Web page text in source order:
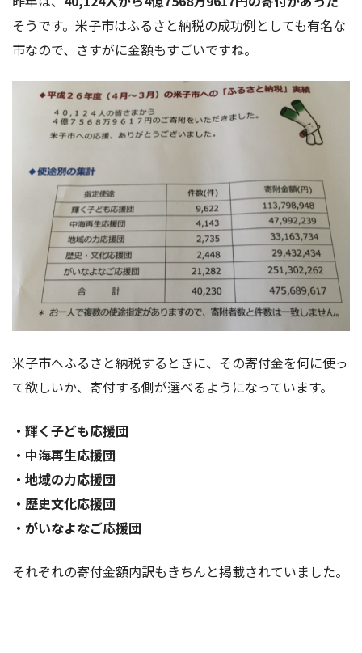
そうです。米子市はふるさと納税の成功例としても有名な
市なので、さすがに金額もすごいですね。
米子市へふるさと納税するときに、その寄付金を何に使っ
て欲しいか、寄付する側が選べるようになっています。
・輝く子ども応援団
・中海再生応援団
・地域の力応援団
・歴史文化応援団
・がいなよなご応援団
それぞれの寄付金額内訳もきちんと掲載されていました。